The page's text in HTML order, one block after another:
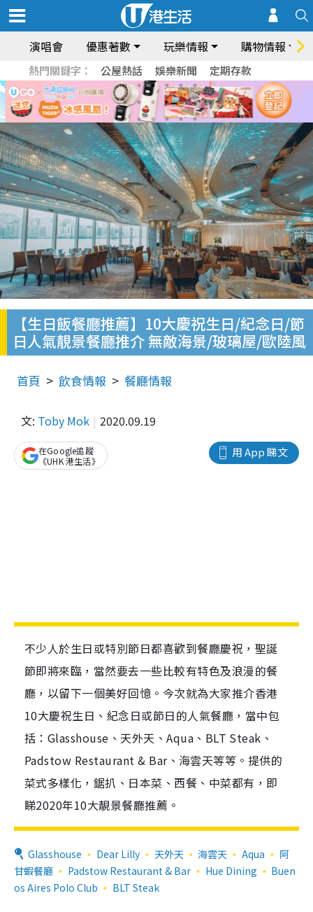
演唱會 優惠著數 玩樂情報 購物情報
熱門關鍵字： 公屋熱話 娛樂新聞 定期存款
【生日飯餐廳推薦】10大慶祝生日/紀念日/節
日人氣靚景餐廳推介 無敵海景/玻璃屋/歐陸風
首頁 飲食情報 餐廳情報
文: Toby Mok 2020.09.19
用 App 睇文
在Google追蹤
《UHK 港生活》
不少人於生日或特別節日都喜歡到餐廳慶祝，聖誕
節即將來臨，當然要去一些比較有特色及浪漫的餐
廳，以留下一個美好回憶。今次就為大家推介香港
10大慶祝生日、紀念日或節日的人氣餐廳，當中包
括：Glasshouse、天外天、Aqua、BLT Steak、
Padstow Restaurant & Bar、海雲天等等。提供的
菜式多樣化，鋸扒、日本菜、西餐、中菜都有，即
睇2020年10大靚景餐廳推薦。
Glasshouse Dear Lilly 天外天 海雲天 Aqua
阿
甘蝦餐廳
Padstow Restaurant & Bar Hue Dining
Buen
os Aires Polo Club
BLT Steak